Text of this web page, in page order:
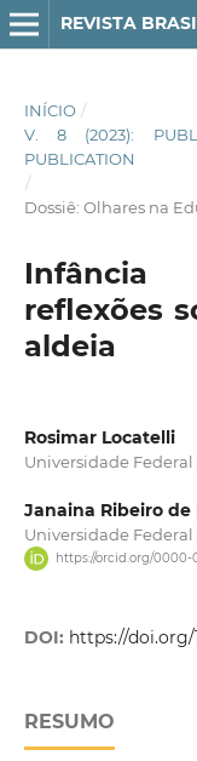
REVISTA
INÍCIO /
V. 8 (2023):
PUBLICATION
/
Dossiê: Olhares na
Infância
reflexões
aldeia
Rosimar Locatelli
Universidade Federal
Janaina Ribeiro de
Universidade Federal
https://orcid.org/0000-
DOI: https://doi.org/
RESUMO